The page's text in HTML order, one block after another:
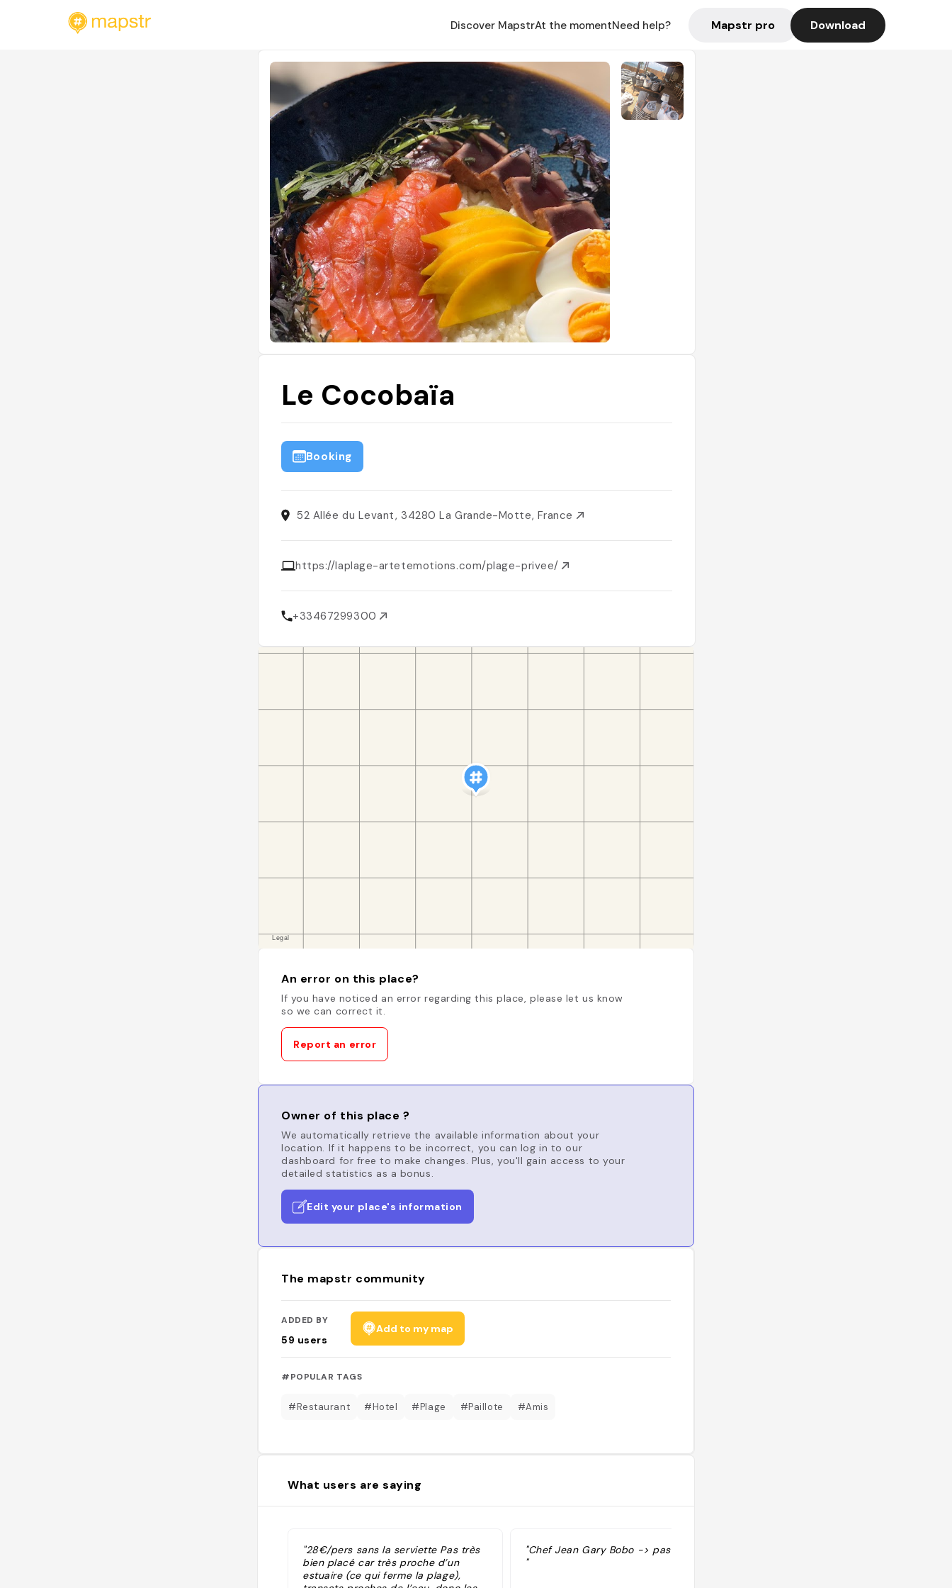
Discover MapstrAt the momentNeed help? Mapstr pro Download
Le Cocobaïa
Booking
52 Allée du Levant, 34280 La Grande-Motte, France
https://laplage-artetemotions.com/plage-privee/
+33467299300
An error on this place?
If you have noticed an error regarding this place, please let us know
so we can correct it.
Report an error
Owner of this place ?
We automatically retrieve the available information about your
location. If it happens to be incorrect, you can log in to our
dashboard for free to make changes. Plus, you'll gain access to your
detailed statistics as a bonus.
Edit your place's information
The mapstr community
ADDED BY
59 users
Add to my map
#POPULAR TAGS
#Restaurant #Hotel #Plage #Paillote #Amis
What users are saying
"28€/pers sans la serviette Pas très
bien placé car très proche d’un
estuaire (ce qui ferme la plage),
"Chef Jean Gary Bobo -> pas sympa
"